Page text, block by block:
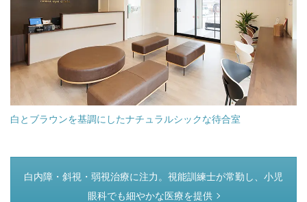
白とブラウンを基調にしたナチュラルシックな待合室
つぎのページ
白内障・斜視・弱視治療に注力。視能訓練士が常勤し、小児
眼科でも細やかな医療を提供